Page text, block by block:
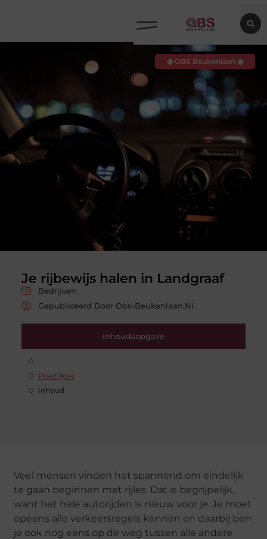
Je rijbewijs halen in Landgraaf
Bedrijven
Gepubliceerd Door Obs-Beukenlaan.nl
Inhoudsopgave
Praktijkles
Inhoud
◉ OBS Beukenlaan ◉
Veel mensen vinden het spannend om eindelijk
te gaan beginnen met rijles. Dat is begrijpelijk,
want het hele autorijden is nieuw voor je. Je moet
opeens alle verkeersregels kennen en daarbij ben
je ook nog eens op de weg tussen alle andere